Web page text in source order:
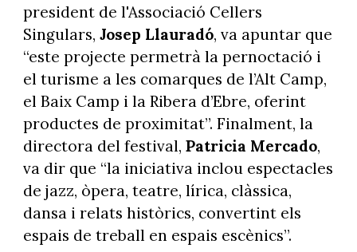
president de l'Associació Cellers
Singulars, Josep Llauradó, va apuntar que
“este projecte permetrà la pernoctació i
el turisme a les comarques de l’Alt Camp,
el Baix Camp i la Ribera d’Ebre, oferint
productes de proximitat”. Finalment, la
directora del festival, Patricia Mercado,
va dir que “la iniciativa inclou espectacles
de jazz, òpera, teatre, lírica, clàssica,
dansa i relats històrics, convertint els
espais de treball en espais escènics”.